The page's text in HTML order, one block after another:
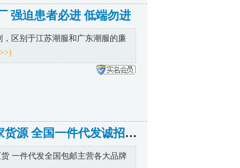
强迫患者必进 低端勿进
，区别于江苏潮服和广东潮服的廉
广州大牌包包皮具工厂直销 设工厂私家货源 全国一件代发诚招代理
一件代发全国包邮主营各大品牌